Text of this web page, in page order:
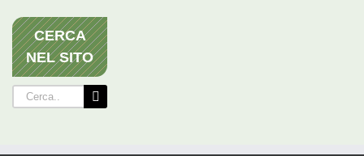
CERCA
NEL SITO
Cerca
per: